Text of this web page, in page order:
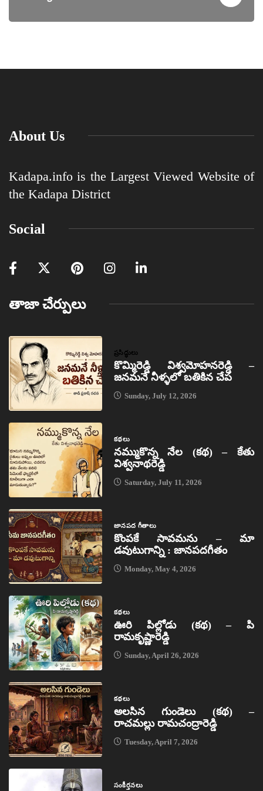
About Us
Kadapa.info is the Largest Viewed Website of
the Kadapa District
Social
తాజా చేర్పులు
ప్రసిద్ధులు
కొమ్మిరెడ్డి విశ్వమోహనరెడ్డి –
జనమనే నీళ్ళలో బతికిన చేప
Sunday, July 12, 2026
కథలు
నమ్ముకొన్న నేల (కథ) – కేతు
విశ్వనాథరెడ్డి
Saturday, July 11, 2026
జానపద గీతాలు
కొంపకే సావమను – మా
డవుటుగాన్ని : జానపదగీతం
Monday, May 4, 2026
కథలు
ఊరి పిల్లోడు (కథ) – పి
రామకృష్ణారెడ్డి
Sunday, April 26, 2026
కథలు
అలసిన గుండెలు (కథ) –
రాచమల్లు రామచంద్రారెడ్డి
Tuesday, April 7, 2026
సంకీర్తనలు